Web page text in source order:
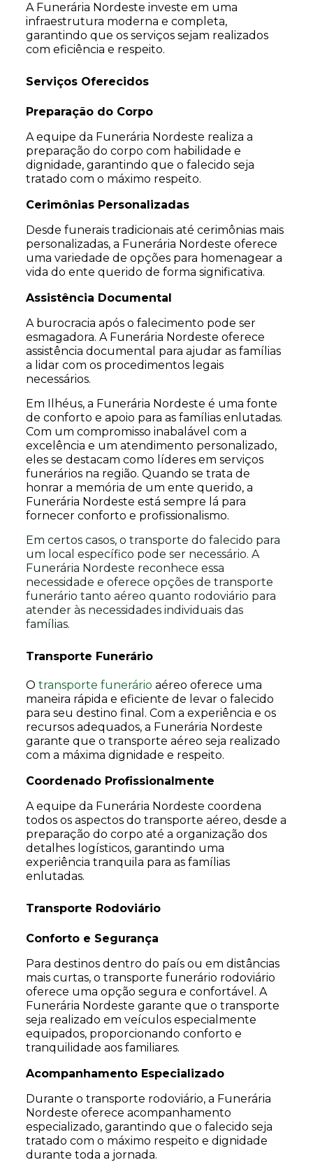
A Funerária Nordeste investe em uma
infraestrutura moderna e completa,
garantindo que os serviços sejam realizados
com eficiência e respeito.
Serviços Oferecidos
Preparação do Corpo
A equipe da Funerária Nordeste realiza a
preparação do corpo com habilidade e
dignidade, garantindo que o falecido seja
tratado com o máximo respeito.
Cerimônias Personalizadas
Desde funerais tradicionais até cerimônias mais
personalizadas, a Funerária Nordeste oferece
uma variedade de opções para homenagear a
vida do ente querido de forma significativa.
Assistência Documental
A burocracia após o falecimento pode ser
esmagadora. A Funerária Nordeste oferece
assistência documental para ajudar as famílias
a lidar com os procedimentos legais
necessários.
Em Ilhéus, a Funerária Nordeste é uma fonte
de conforto e apoio para as famílias enlutadas.
Com um compromisso inabalável com a
excelência e um atendimento personalizado,
eles se destacam como líderes em serviços
funerários na região. Quando se trata de
honrar a memória de um ente querido, a
Funerária Nordeste está sempre lá para
fornecer conforto e profissionalismo.
Em certos casos, o transporte do falecido para
um local específico pode ser necessário. A
Funerária Nordeste reconhece essa
necessidade e oferece opções de transporte
funerário tanto aéreo quanto rodoviário para
atender às necessidades individuais das
famílias.
Transporte Funerário
O transporte funerário aéreo oferece uma
maneira rápida e eficiente de levar o falecido
para seu destino final. Com a experiência e os
recursos adequados, a Funerária Nordeste
garante que o transporte aéreo seja realizado
com a máxima dignidade e respeito.
Coordenado Profissionalmente
A equipe da Funerária Nordeste coordena
todos os aspectos do transporte aéreo, desde a
preparação do corpo até a organização dos
detalhes logísticos, garantindo uma
experiência tranquila para as famílias
enlutadas.
Transporte Rodoviário
Conforto e Segurança
Para destinos dentro do país ou em distâncias
mais curtas, o transporte funerário rodoviário
oferece uma opção segura e confortável. A
Funerária Nordeste garante que o transporte
seja realizado em veículos especialmente
equipados, proporcionando conforto e
tranquilidade aos familiares.
Acompanhamento Especializado
Durante o transporte rodoviário, a Funerária
Nordeste oferece acompanhamento
especializado, garantindo que o falecido seja
tratado com o máximo respeito e dignidade
durante toda a jornada.